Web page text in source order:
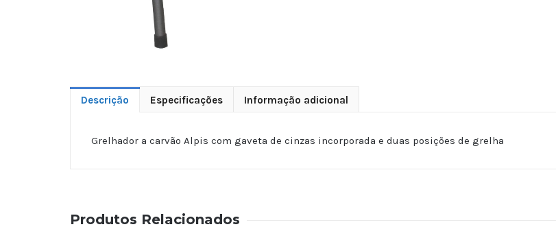
Descrição Especificações Informação adicional
Grelhador a carvão Alpis com gaveta de cinzas incorporada e duas posições de grelha
Produtos Relacionados